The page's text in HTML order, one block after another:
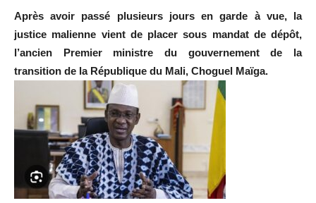
Après avoir passé plusieurs jours en garde à vue, la
justice malienne vient de placer sous mandat de dépôt,
l’ancien Premier ministre du gouvernement de la
transition de la République du Mali, Choguel Maïga.